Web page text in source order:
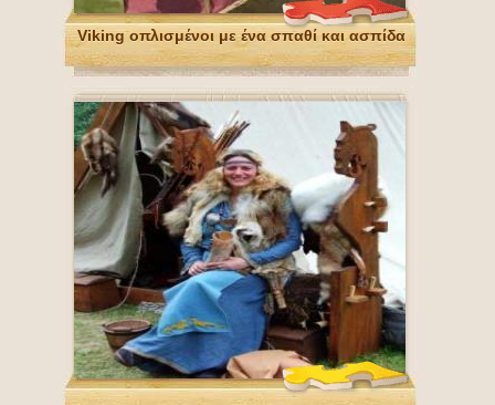
Viking οπλισμένοι με ένα σπαθί και ασπίδα